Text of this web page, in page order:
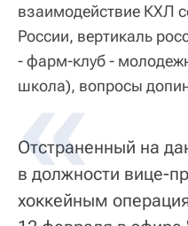
взаимодействие КХЛ
России, вертикаль
- фарм-клуб -
школа), вопросы
Отстраненный на
в должности вице-
хоккейным